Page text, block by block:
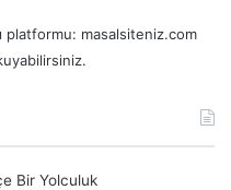
platformu: masalsiteniz.com
Bir Yolculuk